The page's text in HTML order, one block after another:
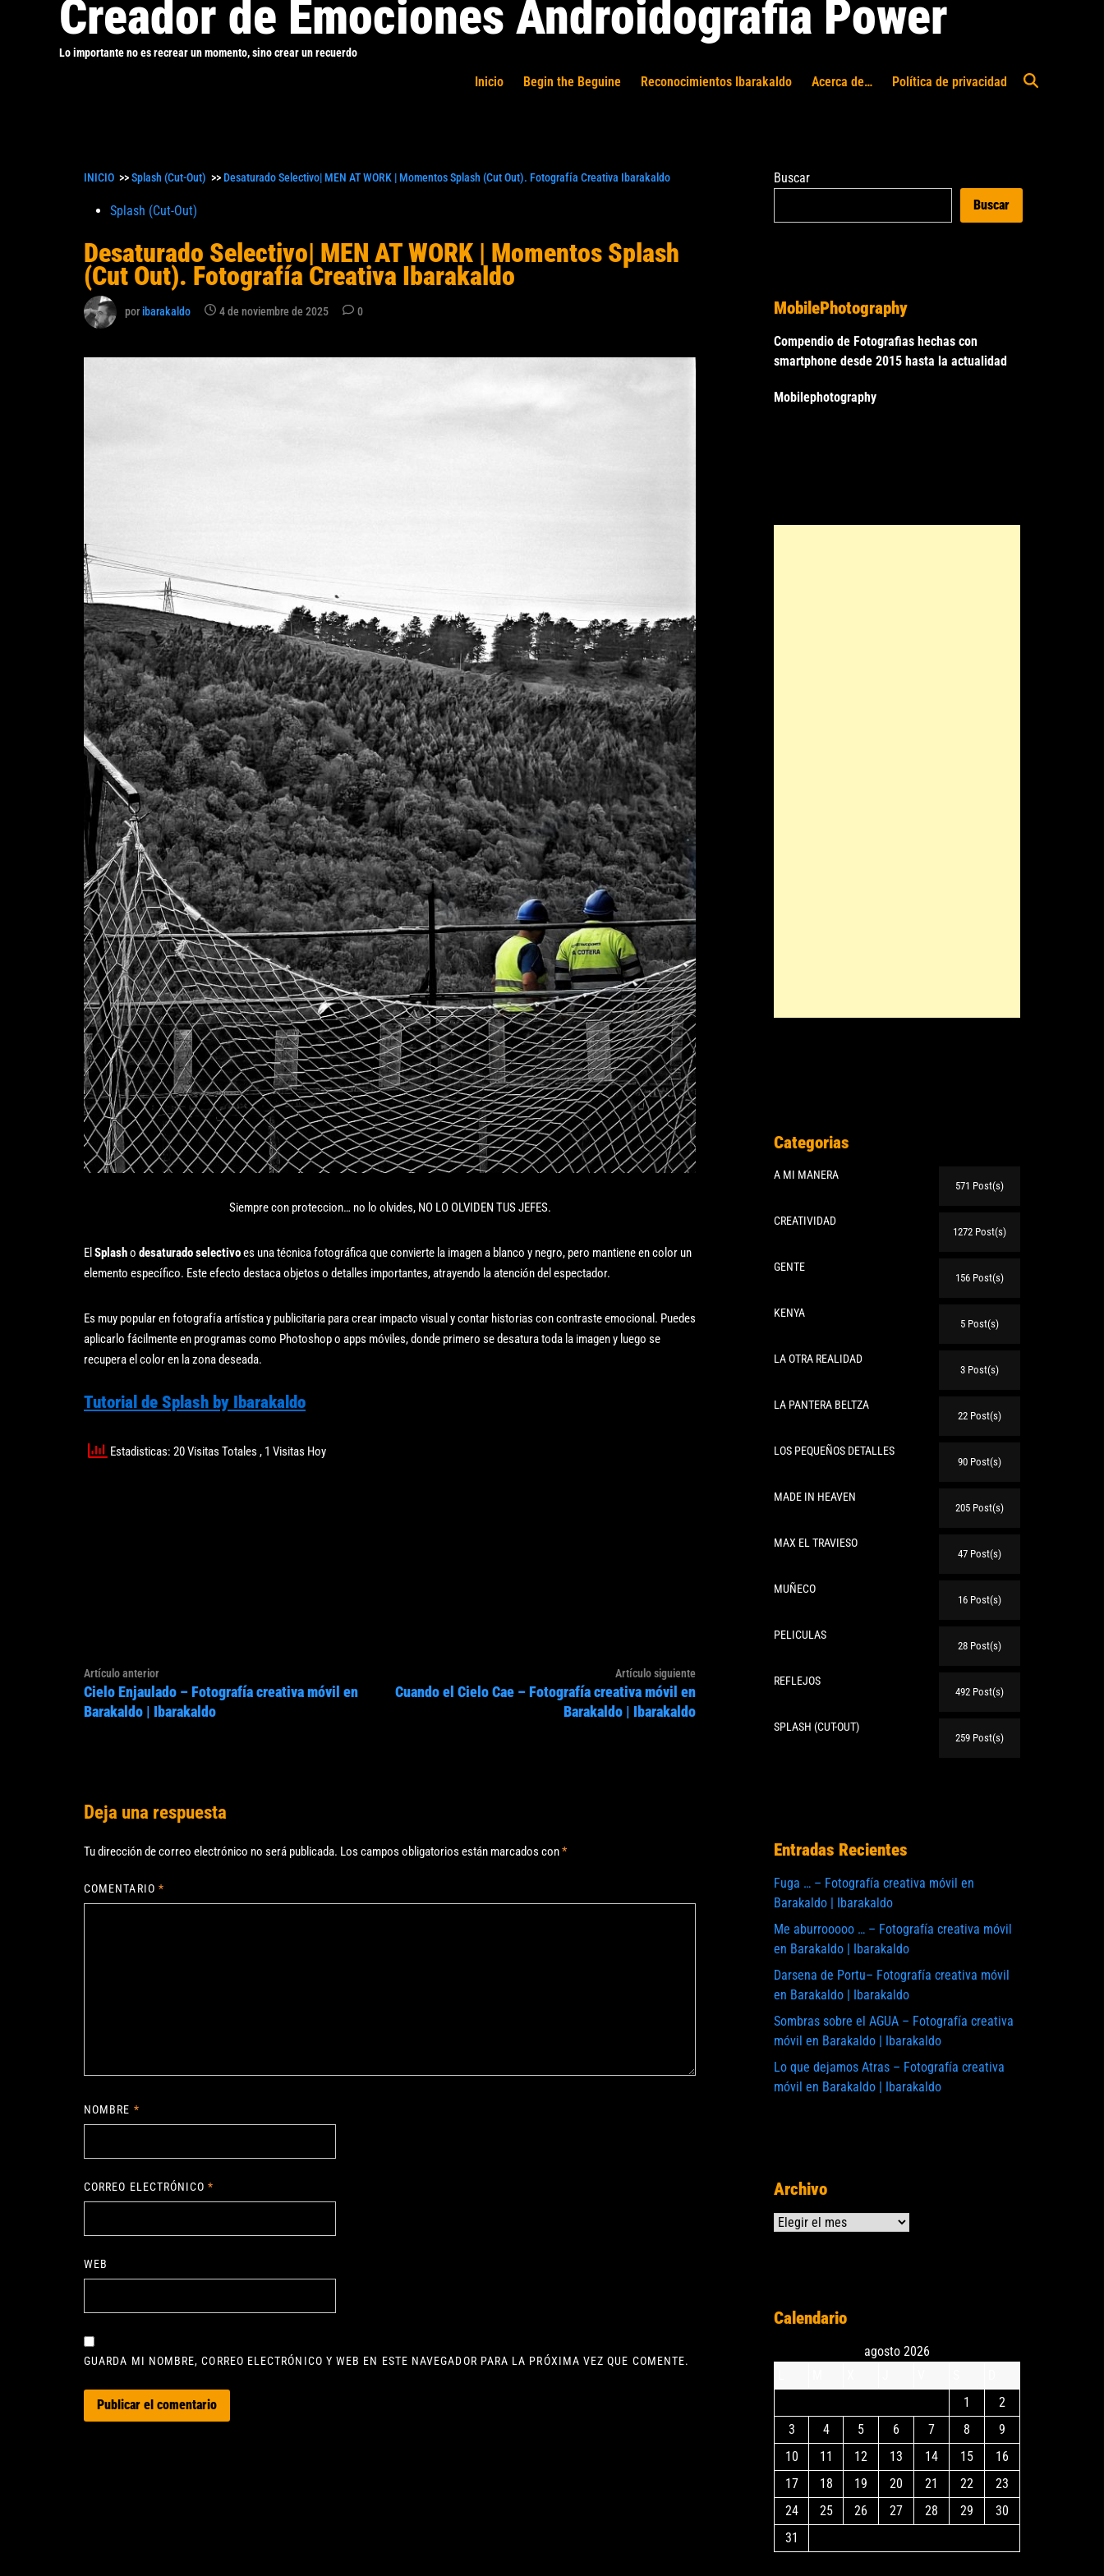
Creador de Emociones Androidografia Power
Lo importante no es recrear un momento, sino crear un recuerdo
Inicio Begin the Beguine Reconocimientos Ibarakaldo Acerca de… Política de privacidad
Abrir
INICIO >>Splash (Cut-Out) >> Desaturado Selectivo| MEN AT WORK | Momentos Splash (Cut Out). Fotografía Creativa Ibarakaldo
Publicado
Splash (Cut-Out)
Desaturado Selectivo| MEN AT WORK | Momentos Splash
(Cut Out). Fotografía Creativa Ibarakaldo
poribarakaldo 4 de noviembre de 2025 0
Siempre con proteccion… no lo olvides, NO LO OLVIDEN TUS JEFES.
El Splasho desaturado selectivoes una técnica fotográfica que convierte la imagen a blanco y negro, pero mantiene en color un
elemento específico. Este efecto destaca objetos o detalles importantes, atrayendo la atención del espectador.
Es muy popular en fotografía artística y publicitaria para crear impacto visual y contar historias con contraste emocional. Puedes
aplicarlo fácilmente en programas como Photoshop o apps móviles, donde primero se desatura toda la imagen y luego se
recupera el color en la zona deseada.
Tutorial de Splash by Ibarakaldo
Estadisticas: 20 Visitas Totales , 1 Visitas Hoy
Navegación
de
entradas
Artículo anteriorArtículo
anterior:
Cielo Enjaulado – Fotografía creativa móvil en
Barakaldo | Ibarakaldo
Artículo siguienteArtículo
siguiente:
Cuando el Cielo Cae – Fotografía creativa móvil en
Barakaldo | Ibarakaldo
Deja una respuesta
Tu dirección de correo electrónico no será publicada. Los campos obligatorios están marcados con*
COMENTARIO *
NOMBRE *
CORREO ELECTRÓNICO*
WEB
GUARDA MI NOMBRE, CORREO ELECTRÓNICO Y WEB EN ESTE NAVEGADOR PARA LA PRÓXIMA VEZ QUE COMENTE.
Buscar
Buscar
MobilePhotography
Compendio de Fotografias hechas con
smartphone desde 2015 hasta la actualidad
Mobilephotography
Categorias
A MI MANERA
571 Post(s)
CREATIVIDAD
1272 Post(s)
GENTE
156 Post(s)
KENYA
5 Post(s)
LA OTRA REALIDAD
3 Post(s)
LA PANTERA BELTZA
22 Post(s)
LOS PEQUEÑOS DETALLES
90 Post(s)
MADE IN HEAVEN
205 Post(s)
MAX EL TRAVIESO
47 Post(s)
MUÑECO
16 Post(s)
PELICULAS
28 Post(s)
REFLEJOS
492 Post(s)
SPLASH (CUT-OUT)
259 Post(s)
Entradas Recientes
Fuga … – Fotografía creativa móvil en
Barakaldo | Ibarakaldo
Me aburrooooo … – Fotografía creativa móvil
en Barakaldo | Ibarakaldo
Darsena de Portu– Fotografía creativa móvil
en Barakaldo | Ibarakaldo
Sombras sobre el AGUA – Fotografía creativa
móvil en Barakaldo | Ibarakaldo
Lo que dejamos Atras – Fotografía creativa
móvil en Barakaldo | Ibarakaldo
Archivo
Archivos
Calendario
agosto 2026
1
2
3
4 5 6 7 8
9
10
11 12 13 14 15
16
17
18 19 20 21 22
23
24
25 26 27 28 29
30
31